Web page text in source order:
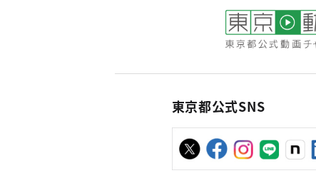
東京都公式SNS